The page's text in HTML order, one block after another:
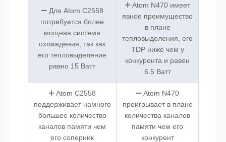
Для Atom C2558
потребуется более
мощная система
охлаждения, так как
его тепловыделение
равно 15 Ватт
Atom N470 имеет
явное преимущество
в плане
тепловыделения, его
TDP ниже чем у
конкурента и равен
6.5 Ватт
Atom C2558
поддерживает намного
большее количество
каналов памяти чем
его соперник
Atom N470
проигрывает в плане
количества каналов
памяти чем его
конкурент